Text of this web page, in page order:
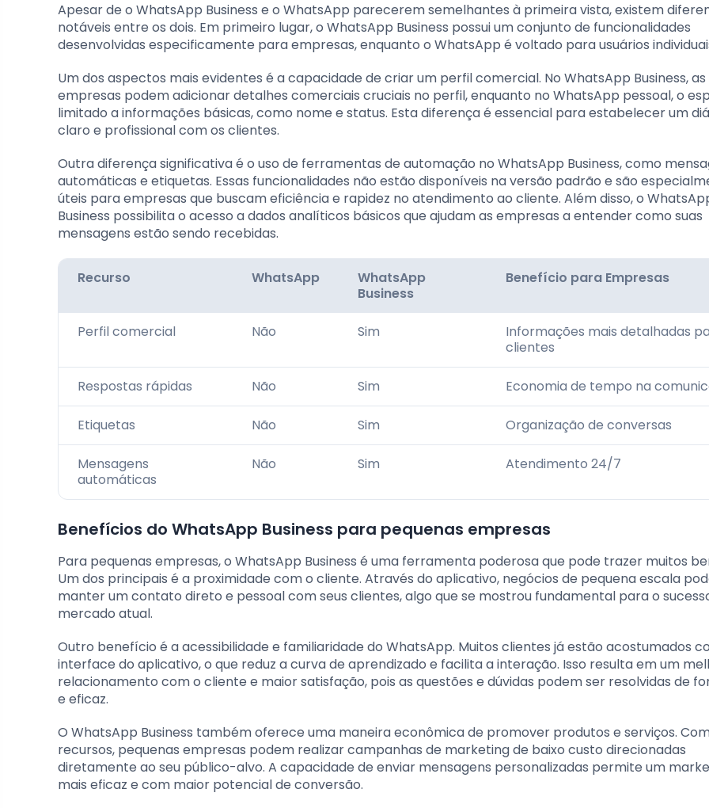
Apesar de o WhatsApp Business e o WhatsApp parecerem semelhantes à primeira vista, existem
notáveis entre os dois. Em primeiro lugar, o WhatsApp Business possui um conjunto de funcionalidades
desenvolvidas especificamente para empresas, enquanto o WhatsApp é voltado para usuários
Um dos aspectos mais evidentes é a capacidade de criar um perfil comercial. No WhatsApp Business, as
empresas podem adicionar detalhes comerciais cruciais no perfil, enquanto no WhatsApp pessoal, o
limitado a informações básicas, como nome e status. Esta diferença é essencial para estabelecer um
claro e profissional com os clientes.
Outra diferença significativa é o uso de ferramentas de automação no WhatsApp Business, como
automáticas e etiquetas. Essas funcionalidades não estão disponíveis na versão padrão e são
úteis para empresas que buscam eficiência e rapidez no atendimento ao cliente. Além disso, o
Business possibilita o acesso a dados analíticos básicos que ajudam as empresas a entender como suas
mensagens estão sendo recebidas.
Recurso WhatsApp
WhatsApp
Business
Benefício para Empresas
Perfil comercial Não Sim
Informações mais detalhadas
clientes
Respostas rápidas Não Sim Economia de tempo na
Etiquetas Não Sim Organização de conversas
Mensagens
automáticas
Não Sim Atendimento 24/7
Benefícios do WhatsApp Business para pequenas empresas
Para pequenas empresas, o WhatsApp Business é uma ferramenta poderosa que pode trazer muitos
Um dos principais é a proximidade com o cliente. Através do aplicativo, negócios de pequena escala
manter um contato direto e pessoal com seus clientes, algo que se mostrou fundamental para o
mercado atual.
Outro benefício é a acessibilidade e familiaridade do WhatsApp. Muitos clientes já estão acostumados
interface do aplicativo, o que reduz a curva de aprendizado e facilita a interação. Isso resulta em um
relacionamento com o cliente e maior satisfação, pois as questões e dúvidas podem ser resolvidas de
e eficaz.
O WhatsApp Business também oferece uma maneira econômica de promover produtos e serviços.
recursos, pequenas empresas podem realizar campanhas de marketing de baixo custo direcionadas
diretamente ao seu público-alvo. A capacidade de enviar mensagens personalizadas permite um
mais eficaz e com maior potencial de conversão.